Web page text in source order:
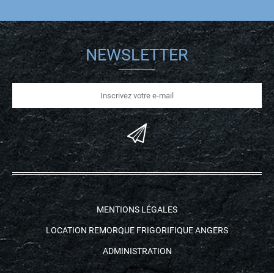
NEWSLETTER
MENTIONS LÉGALES
LOCATION REMORQUE FRIGORIFIQUE ANGERS
ADMINISTRATION